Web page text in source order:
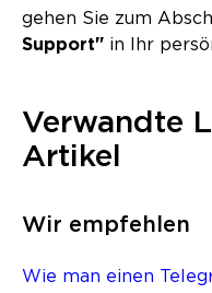
gehen Sie zum
Support" in Ihr
Verwandte
Artikel
Wir empfehlen
Wie man einen